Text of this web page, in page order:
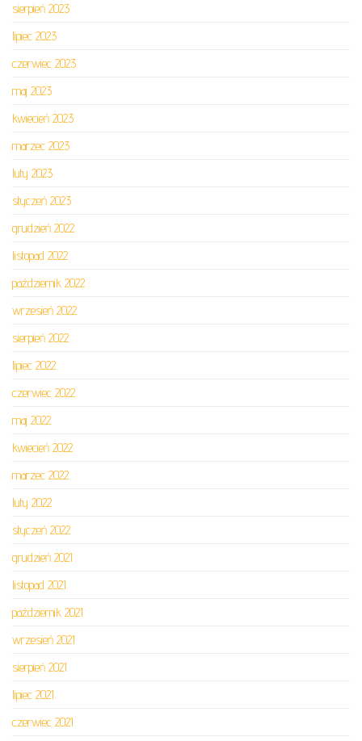
sierpień 2023
lipiec 2023
czerwiec 2023
maj 2023
kwiecień 2023
marzec 2023
luty 2023
styczeń 2023
grudzień 2022
listopad 2022
październik 2022
wrzesień 2022
sierpień 2022
lipiec 2022
czerwiec 2022
maj 2022
kwiecień 2022
marzec 2022
luty 2022
styczeń 2022
grudzień 2021
listopad 2021
październik 2021
wrzesień 2021
sierpień 2021
lipiec 2021
czerwiec 2021